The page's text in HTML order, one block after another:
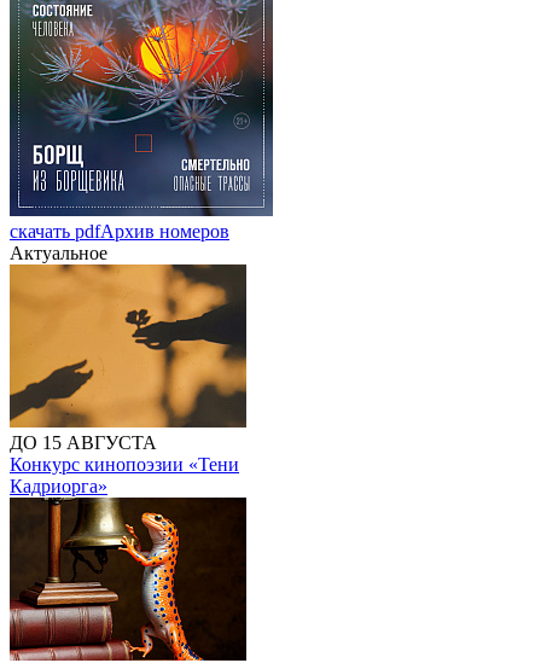
скачать pdfАрхив номеров
Актуальное
ДО 15 АВГУСТА
Конкурс кинопоэзии «Тени
Кадриорга»